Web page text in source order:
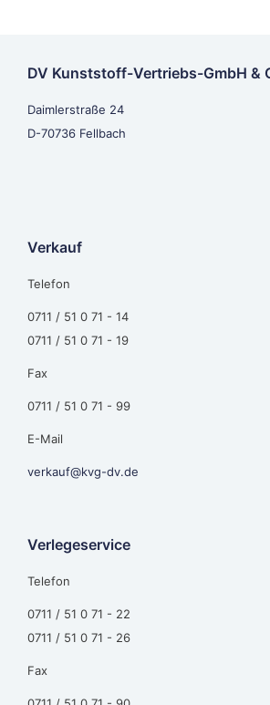
DV Kunststoff-Vertriebs-GmbH &
Daimlerstraße 24
D-70736 Fellbach
Verkauf
Telefon
0711 / 51 0 71 - 14
0711 / 51 0 71 - 19
Fax
0711 / 51 0 71 - 99
E-Mail
verkauf@kvg-dv.de
Verlegeservice
Telefon
0711 / 51 0 71 - 22
0711 / 51 0 71 - 26
Fax